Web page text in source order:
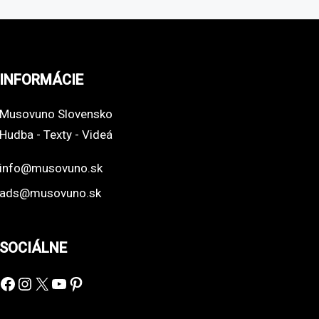
INFORMÁCIE
Musovuno Slovensko
Hudba - Texty - Videá
info@musovuno.sk
ads@musovuno.sk
SOCIÁLNE
Facebook
Instagram
X YouTube
Pinterest